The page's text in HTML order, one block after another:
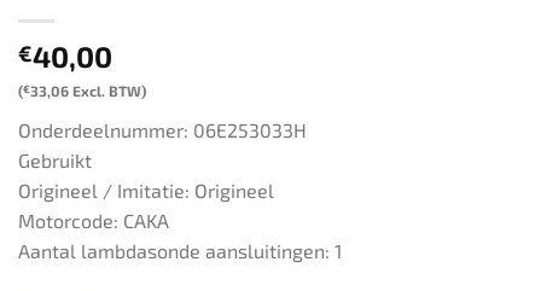
€40,00
(€33,06 Excl. BTW)
Onderdeelnummer: 06E253033H
Gebruikt
Origineel / Imitatie: Origineel
Motorcode: CAKA
Aantal lambdasonde aansluitingen: 1